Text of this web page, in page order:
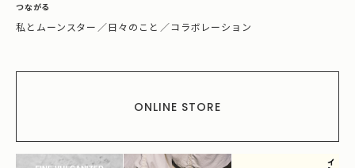
つながる
私とムーンスター ／日々のこと ／コラボレーション
ONLINE STORE